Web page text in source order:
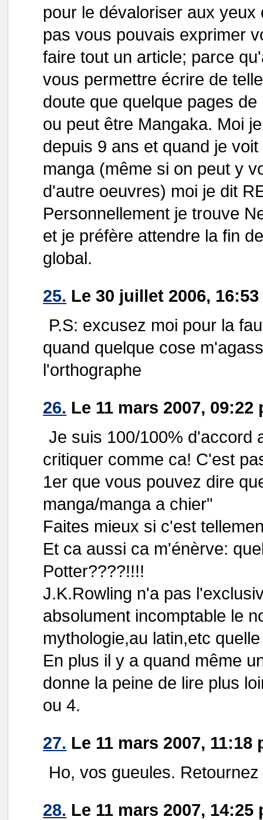
pour le dévaloriser aux
pas vous pouvais exprimer
faire tout un article; parce
vous permettre écrire de
doute que quelque pages
ou peut être Mangaka. Moi
depuis 9 ans et quand je
manga (même si on peut y
d'autre oeuvres) moi je dit
Personnellement je trouve
et je préfère attendre la fin
global.
25. Le 30 juillet 2006,
P.S: excusez moi pour la
quand quelque cose
l'orthographe
26. Le 11 mars 2007,
Je suis 100/100% d'accord
critiquer comme ca! C'est
1er que vous pouvez dire
manga/manga a chier"
Faites mieux si c'est
Et ca aussi ca m'énèrve:
Potter????!!!!
J.K.Rowling n'a pas
absolument incomptable le
mythologie,au latin,etc
En plus il y a quand même
donne la peine de lire plus
ou 4.
27. Le 11 mars 2007, 11:18
Ho, vos gueules.
28. Le 11 mars 2007,